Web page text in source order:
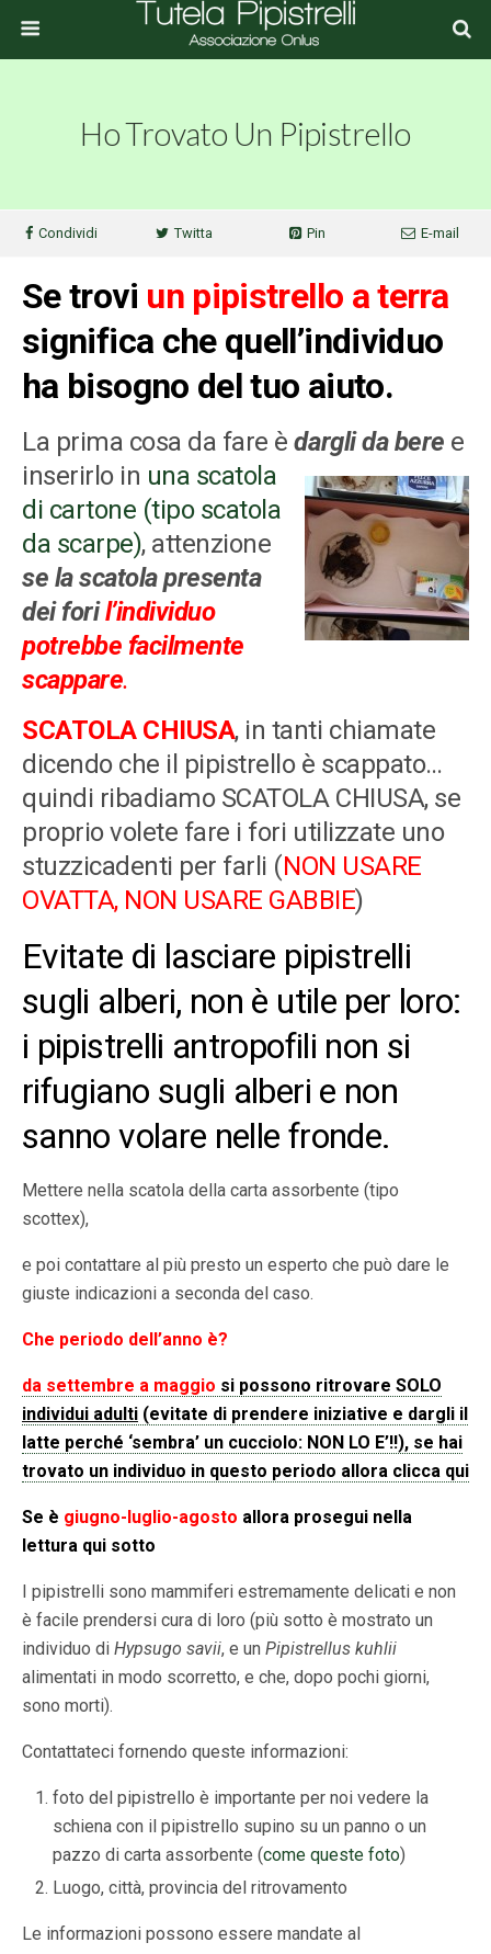
Ho Trovato Un Pipistrello
Condividi Twitta Pin E-mail
Se trovi un pipistrello a terra
significa che quell’individuo
ha bisogno del tuo aiuto.
La prima cosa da fare èdargli da bere e
inserirlo in una scatola
di cartone (tipo scatola
da scarpe), attenzione
se la scatola presenta
dei foril’individuo
potrebbe facilmente
scappare.
SCATOLA CHIUSA, in tanti chiamate
dicendo che il pipistrello è scappato…
quindi ribadiamo SCATOLA CHIUSA, se
proprio volete fare i fori utilizzate uno
stuzzicadenti per farli (NON USARE
OVATTA, NON USARE GABBIE)
Evitate di lasciare pipistrelli
sugli alberi, non è utile per loro:
i pipistrelli antropofili non si
rifugiano sugli alberi e non
sanno volare nelle fronde.
Mettere nella scatola della carta assorbente (tipo
scottex),
e poi contattare al più presto un esperto che può dare le
giuste indicazioni a seconda del caso.
Che periodo dell’anno è?
da settembre a maggio si possono ritrovare SOLO
individui adulti (evitate di prendere iniziative e dargli il
latte perché ‘sembra’ un cucciolo: NON LO E’!!), se hai
trovato un individuo in questo periodo allora clicca qui
Se è giugno-luglio-agosto allora prosegui nella
lettura qui sotto
I pipistrelli sono mammiferi estremamente delicati e non
è facile prendersi cura di loro (più sotto è mostrato un
individuo di Hypsugo savii, e un Pipistrellus kuhlii
alimentati in modo scorretto, e che, dopo pochi giorni,
sono morti).
Contattateci fornendo queste informazioni:
foto del pipistrello è importante per noi vedere la
schiena con il pipistrello supino su un panno o un
pazzo di carta assorbente (come queste foto)
Luogo, città, provincia del ritrovamento
Le informazioni possono essere mandate al